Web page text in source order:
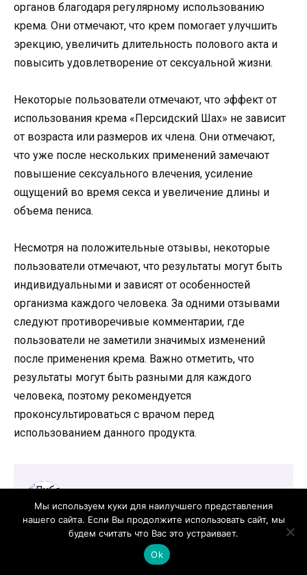
органов благодаря регулярному использованию
крема. Они отмечают, что крем помогает улучшить
эрекцию, увеличить длительность полового акта и
повысить удовлетворение от сексуальной жизни.
Некоторые пользователи отмечают, что эффект от
использования крема «Персидский Шах» не зависит
от возраста или размеров их члена. Они отмечают,
что уже после нескольких применений замечают
повышение сексуального влечения, усиление
ощущений во время секса и увеличение длины и
объема пениса.
Несмотря на положительные отзывы, некоторые
пользователи отмечают, что результаты могут быть
индивидуальными и зависят от особенностей
организма каждого человека. За одними отзывами
следуют противоречивые комментарии, где
пользователи не заметили значимых изменений
после применения крема. Важно отметить, что
результаты могут быть разными для каждого
человека, поэтому рекомендуется
проконсультироваться с врачом перед
использованием данного продукта.
Лубенников Александр Евгеньевич
Сексолог, андролог, уролог. Стаж 20 лет. Врач
Мы используем куки для наилучшего представления
нашего сайта. Если Вы продолжите использовать сайт, мы
будем считать что Вас это устраивает.
Ok